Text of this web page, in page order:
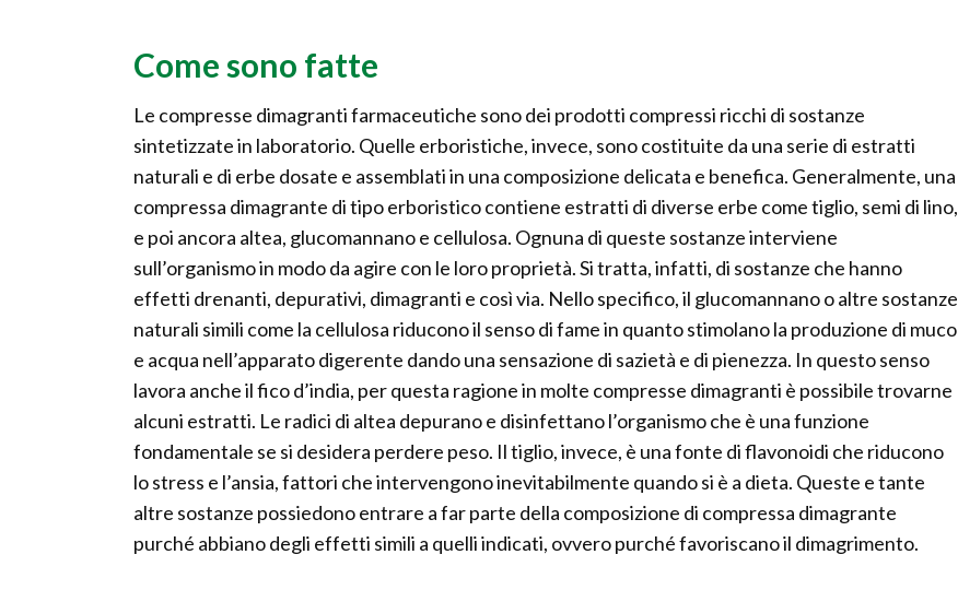
Come sono fatte
Le compresse dimagranti farmaceutiche sono dei prodotti compressi ricchi di sostanze
sintetizzate in laboratorio. Quelle erboristiche, invece, sono costituite da una serie di estratti
naturali e di erbe dosate e assemblati in una composizione delicata e benefica. Generalmente, una
compressa dimagrante di tipo erboristico contiene estratti di diverse erbe come tiglio, semi di lino,
e poi ancora altea, glucomannano e cellulosa. Ognuna di queste sostanze interviene
sull’organismo in modo da agire con le loro proprietà. Si tratta, infatti, di sostanze che hanno
effetti drenanti, depurativi, dimagranti e così via. Nello specifico, il glucomannano o altre sostanze
naturali simili come la cellulosa riducono il senso di fame in quanto stimolano la produzione di muco
e acqua nell’apparato digerente dando una sensazione di sazietà e di pienezza. In questo senso
lavora anche il fico d’india, per questa ragione in molte compresse dimagranti è possibile trovarne
alcuni estratti. Le radici di altea depurano e disinfettano l’organismo che è una funzione
fondamentale se si desidera perdere peso. Il tiglio, invece, è una fonte di flavonoidi che riducono
lo stress e l’ansia, fattori che intervengono inevitabilmente quando si è a dieta. Queste e tante
altre sostanze possiedono entrare a far parte della composizione di compressa dimagrante
purché abbiano degli effetti simili a quelli indicati, ovvero purché favoriscano il dimagrimento.